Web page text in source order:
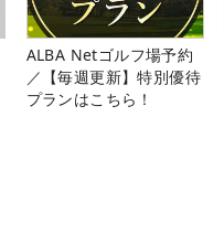
ALBA Netゴルフ場予約
／【毎週更新】特別優待
プランはこちら！